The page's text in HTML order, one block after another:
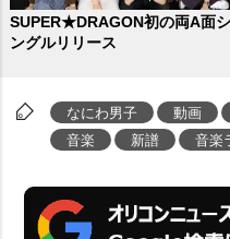
SUPER★DRAGON初の両A面シ
ングルリリース
なにわ男子 動画
音楽
新譜 音楽